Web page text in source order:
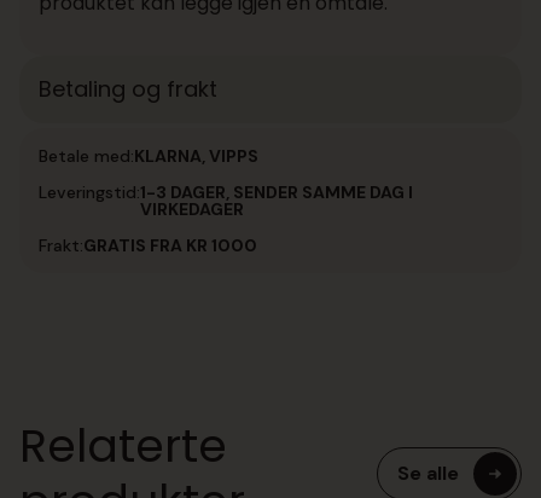
Betaling og frakt
Betale med:KLARNA, VIPPS
Leveringstid:1-3 DAGER, SENDER SAMME DAG I
VIRKEDAGER
Frakt:GRATIS FRA KR 1000
Relaterte
Se alle